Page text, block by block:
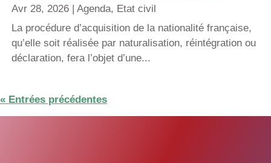
Avr 28, 2026 | Agenda, Etat civil
La procédure d’acquisition de la nationalité française,
qu’elle soit réalisée par naturalisation, réintégration ou
déclaration, fera l’objet d’une...
« Entrées précédentes